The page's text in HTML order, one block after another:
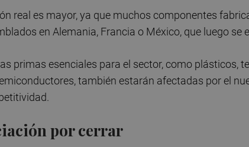
real es mayor, ya que muchos componentes
en Alemania, Francia o México, que luego se
primas esenciales para el sector, como plásticos,
también estarán afectadas por el
por cerrar